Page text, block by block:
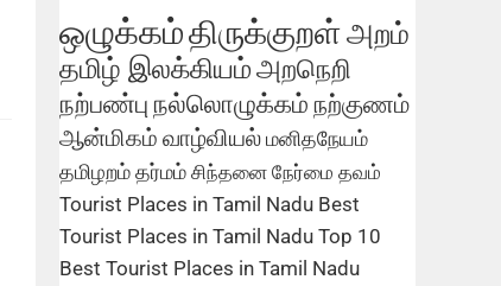
ஒழுக்கம்திருக்குறள்அறம்
தமிழ் இலக்கியம்அறநெறி
நற்பண்பு நல்லொழுக்கம் நற்குணம்
ஆன்மிகம் வாழ்வியல்மனிதநேயம்
தமிழறம்தர்மம் சிந்தனை நேர்மை தவம்
Tourist Places in Tamil Nadu Best
Tourist Places in Tamil Nadu Top 10
Best Tourist Places in Tamil Nadu